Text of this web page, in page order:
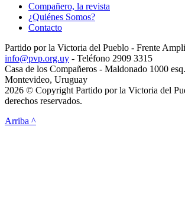
Compañero, la revista
¿Quiénes Somos?
Contacto
Partido por la Victoria del Pueblo - Frente
info@pvp.org.uy - Teléfono 2909 3315
Casa de los Compañeros - Maldonado 1000
Montevideo, Uruguay
2026 © Copyright Partido por la Victoria del
derechos reservados.
Arriba ^